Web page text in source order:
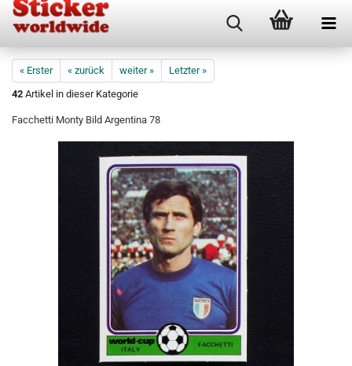
« Erster « zurück weiter »
Letzter »
42 Artikel in dieser Kategorie
Facchetti Monty Bild Argentina 78